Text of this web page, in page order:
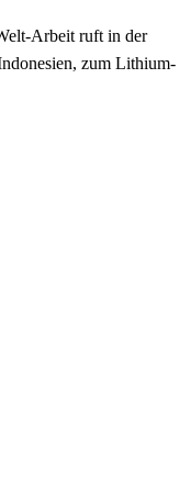
Arbeit ruft in der
zum Lithium-